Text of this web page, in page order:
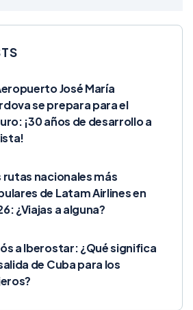
José María
se prepara para el
¡30 años de desarrollo a
rutas nacionales más
de Latam Airlines en
¿Viajas a alguna?
a Iberostar: ¿Qué significa
de Cuba para los